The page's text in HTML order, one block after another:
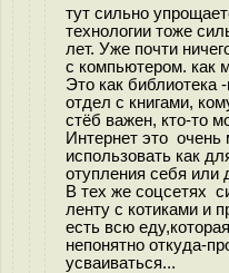
тут сильно
технологии тоже
лет. Уже почти
с компьютером. как
Это как
отдел с книгами,
стёб важен, кто-то
Интернет это
использовать как
отупления себя или
В тех же соцсетях
ленту с котиками и
есть всю
непонятно откуда-
усваиваться...